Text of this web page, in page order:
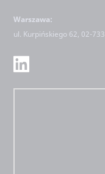
Warszawa:
ul. Kurpińskiego 62, 02-733